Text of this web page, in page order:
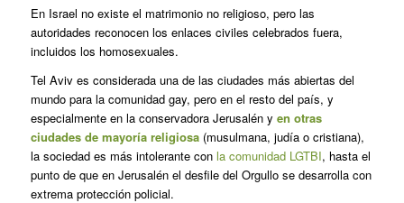
En Israel no existe el matrimonio no religioso, pero las
autoridades reconocen los enlaces civiles celebrados fuera,
incluidos los homosexuales.
Tel Aviv es considerada una de las ciudades más abiertas del
mundo para la comunidad gay, pero en el resto del país, y
especialmente en la conservadora Jerusalén y en otras
ciudades de mayoría religiosa(musulmana, judía o cristiana),
la sociedad es más intolerante con la comunidad LGTBI, hasta el
punto de que en Jerusalén el desfile del Orgullo se desarrolla con
extrema protección policial.